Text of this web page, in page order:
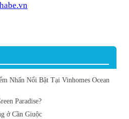
Nhấn Nổi Bật Tại Vinhomes Ocean
Paradise?
ở Cần Giuộc